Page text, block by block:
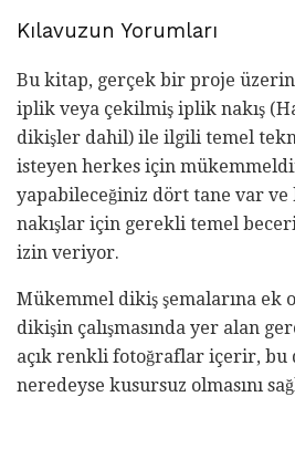
Kılavuzun Yorumları
Bu kitap, gerçek bir proje
iplik veya çekilmiş iplik nakış
dikişler dahil) ile ilgili temel
isteyen herkes için
yapabileceğiniz dört tane var ve
nakışlar için gerekli temel
izin veriyor.
Mükemmel dikiş şemalarına ek
dikişin çalışmasında yer alan
açık renkli fotoğraflar içerir,
neredeyse kusursuz olmasını